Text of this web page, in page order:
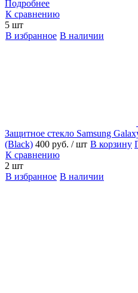
Подробнее
К сравнению
5 шт
В избранное В наличии
Защитное стекло Samsung
(Black) 400 руб. / шт В корзину
К сравнению
2 шт
В избранное В наличии